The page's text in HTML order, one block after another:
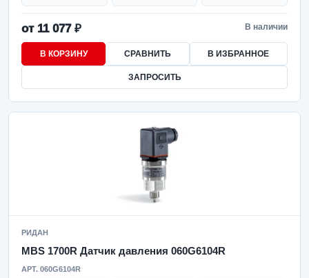
от 11 077 ₽ В наличии
В КОРЗИНУ СРАВНИТЬ В ИЗБРАННОЕ
ЗАПРОСИТЬ
РИДАН
MBS 1700R Датчик давления 060G6104R
АРТ. 060G6104R